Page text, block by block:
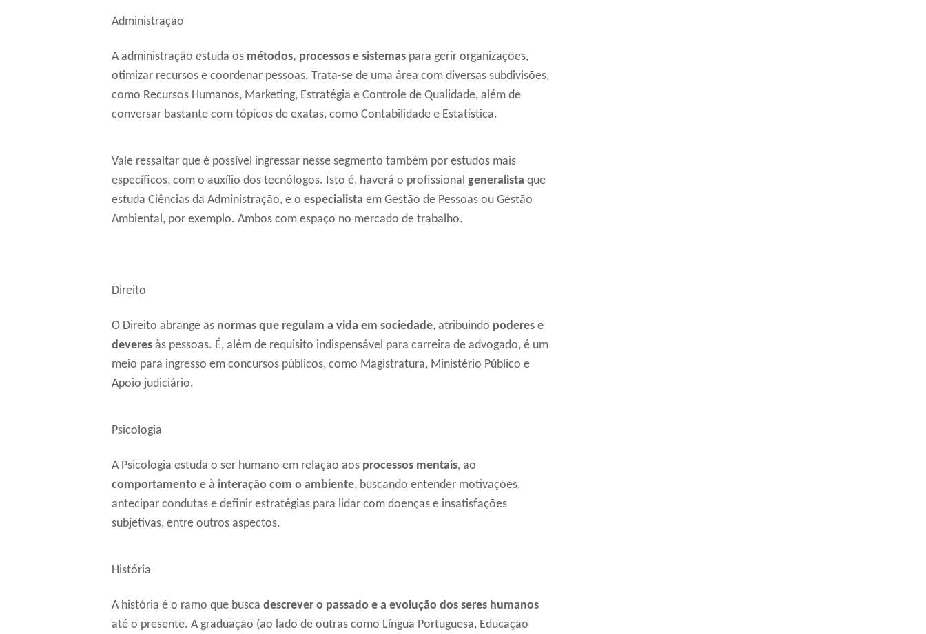
Administração
A administração estuda os métodos, processos e sistemas para gerir organizações,
otimizar recursos e coordenar pessoas. Trata-se de uma área com diversas subdivisões,
como Recursos Humanos, Marketing, Estratégia e Controle de Qualidade, além de
conversar bastante com tópicos de exatas, como Contabilidade e Estatística.
Vale ressaltar que é possível ingressar nesse segmento também por estudos mais
específicos, com o auxílio dos tecnólogos. Isto é, haverá o profissional generalista que
estuda Ciências da Administração, e o especialista em Gestão de Pessoas ou Gestão
Ambiental, por exemplo. Ambos com espaço no mercado de trabalho.
Direito
O Direito abrange as normas que regulam a vida em sociedade, atribuindo poderes e
deveres às pessoas. É, além de requisito indispensável para carreira de advogado, é um
meio para ingresso em concursos públicos, como Magistratura, Ministério Público e
Apoio judiciário.
Psicologia
A Psicologia estuda o ser humano em relação aos processos mentais, ao
comportamento e à interação com o ambiente, buscando entender motivações,
antecipar condutas e definir estratégias para lidar com doenças e insatisfações
subjetivas, entre outros aspectos.
História
A história é o ramo que busca descrever o passado e a evolução dos seres humanos
até o presente. A graduação (ao lado de outras como Língua Portuguesa, Educação